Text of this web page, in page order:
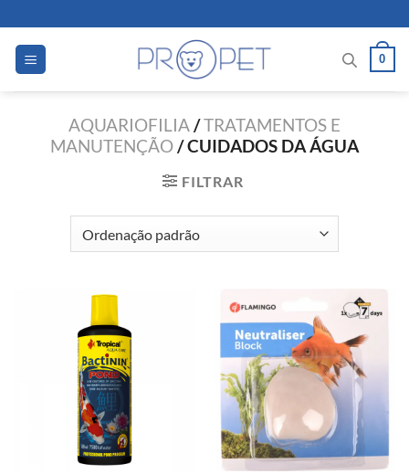
to
content
0
AQUARIOFILIA/TRATAMENTOS E
MANUTENÇÃO/CUIDADOS DA ÁGUA
FILTRAR